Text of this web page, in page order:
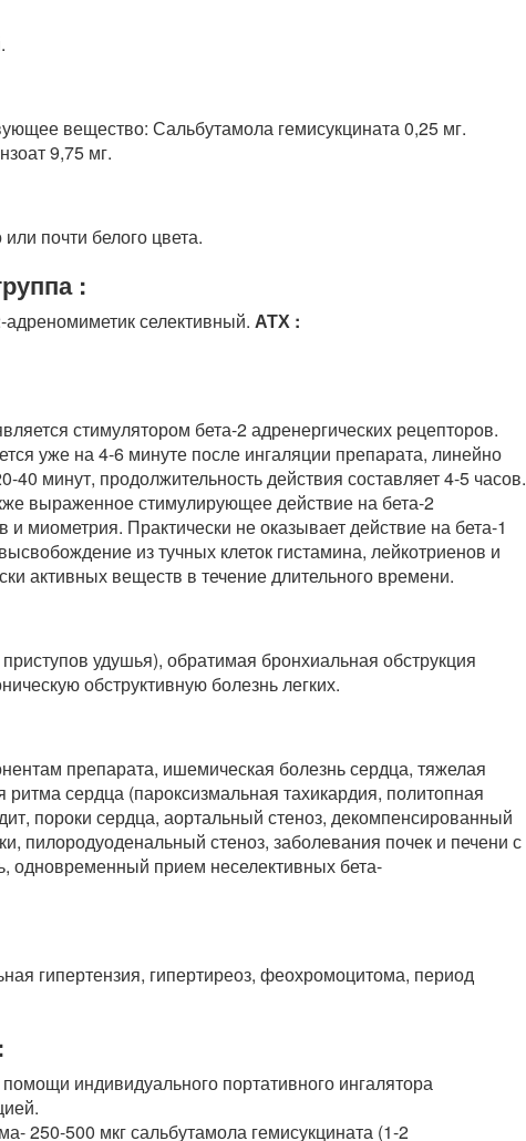
вещество: Сальбутамола гемисукцината 0,25 мг.
9,75 мг.
почти белого цвета.
:
селективный. АТХ :
стимулятором бета-2 адренергических рецепторов.
уже на 4-6 минуте после ингаляции препарата, линейно
40 минут, продолжительность действия составляет 4-5 часов.
выраженное стимулирующее действие на бета-2
миометрия. Практически не оказывает действие на бета-1
из тучных клеток гистамина, лейкотриенов и
активных веществ в течение длительного времени.
удушья), обратимая бронхиальная обструкция
обструктивную болезнь легких.
препарата, ишемическая болезнь сердца, тяжелая
сердца (пароксизмальная тахикардия, политопная
пороки сердца, аортальный стеноз, декомпенсированный
пилородуоденальный стеноз, заболевания почек и печени с
одновременный прием неселективных бета-
гипертензия, гипертиреоз, феохромоцитома, период
индивидуального портативного ингалятора
250-500 мкг сальбутамола гемисукцината (1-2